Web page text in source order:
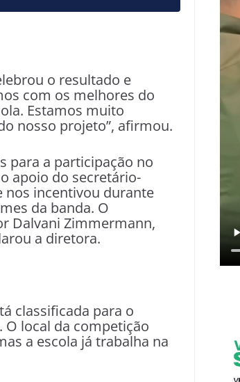
o resultado e
com os melhores do
Estamos muito
nosso projeto”, afirmou.
para a participação no
apoio do secretário-
nos incentivou durante
da banda. O
Dalvani Zimmermann,
a diretora.
classificada para o
O local da competição
a escola já trabalha na